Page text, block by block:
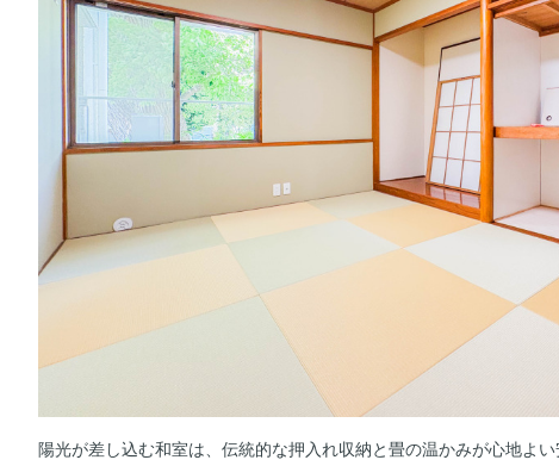
陽光が差し込む和室は、伝統的な押入れ収納と畳の温かみが心地よい